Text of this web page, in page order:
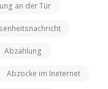
an der Tür
Abzahlung
Abzocke im Ineternet